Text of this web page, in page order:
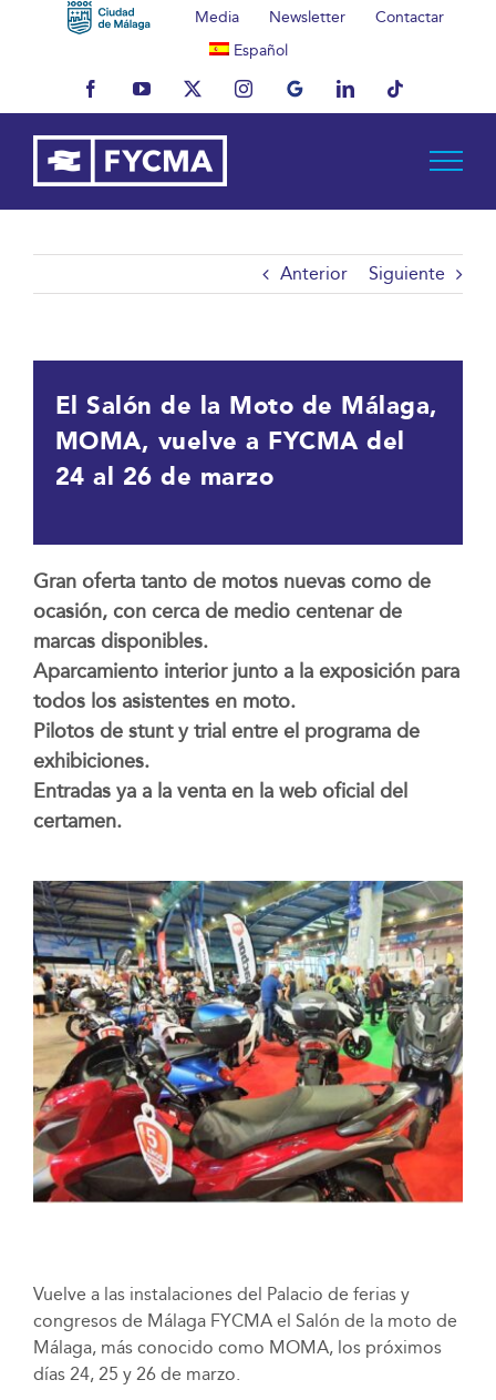
Media Newsletter
Contactar
Español
FacebookYouTubeX InstagramMyBusinessLinkedInTiktok
Anterior Siguiente
El Salón de la Moto de Málaga,
MOMA, vuelve a FYCMA del
24 al 26 de marzo
Gran oferta tanto de motos nuevas como de
ocasión, con cerca de medio centenar de
marcas disponibles.
Aparcamiento interior junto a la exposición para
todos los asistentes en moto.
Pilotos de stunt y trial entre el programa de
exhibiciones.
Entradas ya a la venta en la web oficial del
certamen.
Vuelve a las instalaciones del Palacio de ferias y
congresos de Málaga FYCMA el Salón de la moto de
Málaga, más conocido como MOMA, los próximos
días 24, 25 y 26 de marzo.